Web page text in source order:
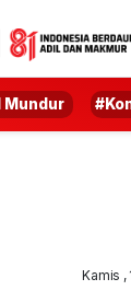
Mundur
Kamis ,